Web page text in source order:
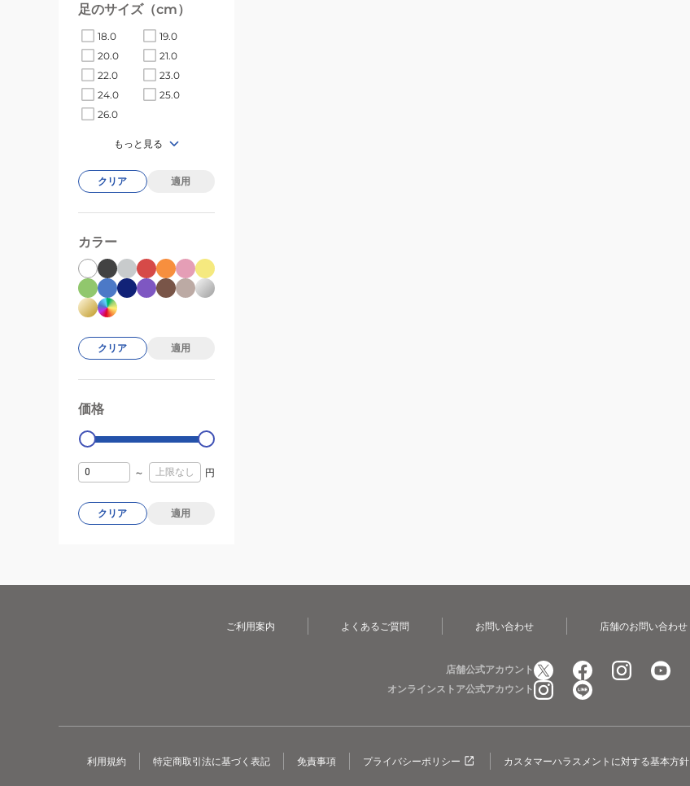
足のサイズ（cm）
18.0
19.0
20.0
21.0
22.0
23.0
24.0
25.0
26.0
もっと見る
クリア 適用
カラー
クリア 適用
価格
0
～ 円
クリア 適用
ご利用案内 よくあるご質問 お問い合わせ 店舗のお問い合わせ
店舗公式アカウント
オンラインストア公式アカウント
利用規約 特定商取引法に基づく表記 免責事項 プライバシーポリシー カスタマーハラスメントに対する基本方針